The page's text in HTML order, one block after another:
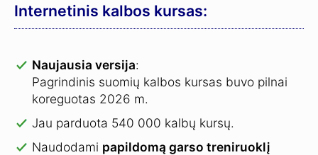
Internetinis kalbos kursas:
Naujausia versija:
Pagrindinis suomių kalbos kursas buvo pilnai
koreguotas 2026 m.
Jau parduota 540 000 kalbų kursų.
Naudodami papildomą garso treniruoklį